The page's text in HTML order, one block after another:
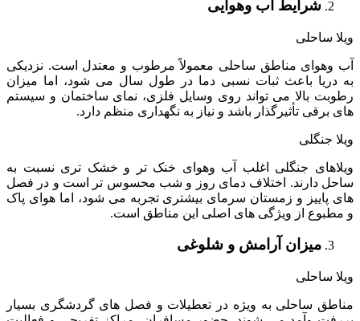
شرایط آب وهوایی
ویلا ساحلی
آب وهوای مناطق ساحلی معمولاً مرطوب و معتدل است. نزدیکی
به دریا باعث ثبات نسبی دما در طول سال می شود، اما میزان
رطوبت بالا می تواند روی وسایل فلزی، نمای ساختمان و سیستم
های برقی تأثیرگذار باشد و نیاز به نگهداری منظم دارد.
ویلا جنگلی
ویلاهای جنگلی اغلب آب وهوای خنک تر و خشک تری نسبت به
ساحل دارند. اختلاف دمای روز و شب محسوس تر است و در فصل
های پاییز و زمستان سرمای بیشتری تجربه می شود، اما هوای پاک
و مطبوع از ویژگی های اصلی این مناطق است.
میزان آرامش و شلوغی
ویلا ساحلی
مناطق ساحلی به ویژه در تعطیلات و فصل های گردشگری بسیار